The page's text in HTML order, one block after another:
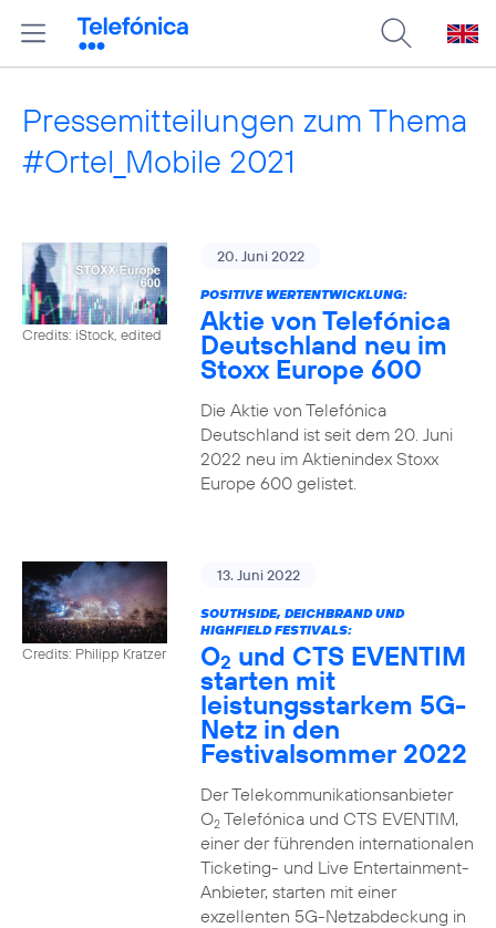
Pressemitteilungen zum Thema
#Ortel_Mobile 2021
Credits: iStock, edited
20. Juni 2022
POSITIVE WERTENTWICKLUNG:
Aktie von Telefónica
Deutschland neu im
Stoxx Europe 600
Die Aktie von Telefónica
Deutschland ist seit dem 20. Juni
2022 neu im Aktienindex Stoxx
Europe 600 gelistet.
Credits: Philipp Kratzer
13. Juni 2022
SOUTHSIDE, DEICHBRAND UND
HIGHFIELD FESTIVALS:
O2 und CTS EVENTIM
starten mit
leistungsstarkem 5G-
Netz in den
Festivalsommer 2022
Der Telekommunikationsanbieter
O2Telefónica und CTS EVENTIM,
einer der führenden internationalen
Ticketing- und Live Entertainment-
Anbieter, starten mit einer
exzellenten 5G-Netzabdeckung in